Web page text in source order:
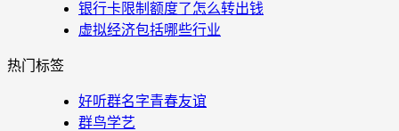
银行卡限制额度了怎么转出钱
虚拟经济包括哪些行业
热门标签
好听群名字青春友谊
群鸟学艺